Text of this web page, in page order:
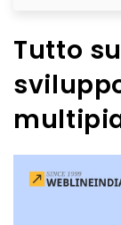
Tutto